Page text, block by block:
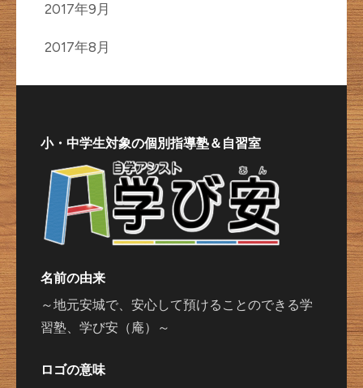
2017年9月
2017年8月
小・中学生対象の個別指導塾＆自習室
名前の由来
～地元安城で、安心して預けることのできる学
習塾、学び安（庵）～
ロゴの意味